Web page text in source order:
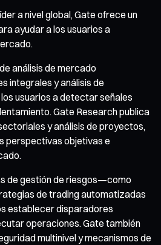
a nivel global, Gate ofrece un
ayudar a los usuarios a
análisis de mercado
integrales y análisis de
usuarios a detectar señales
Gate Research publica
y análisis de proyectos,
perspectivas objetivas e
de gestión de riesgos—como
de trading automatizadas
establecer disparadores
operaciones. Gate también
multinivel y mecanismos de